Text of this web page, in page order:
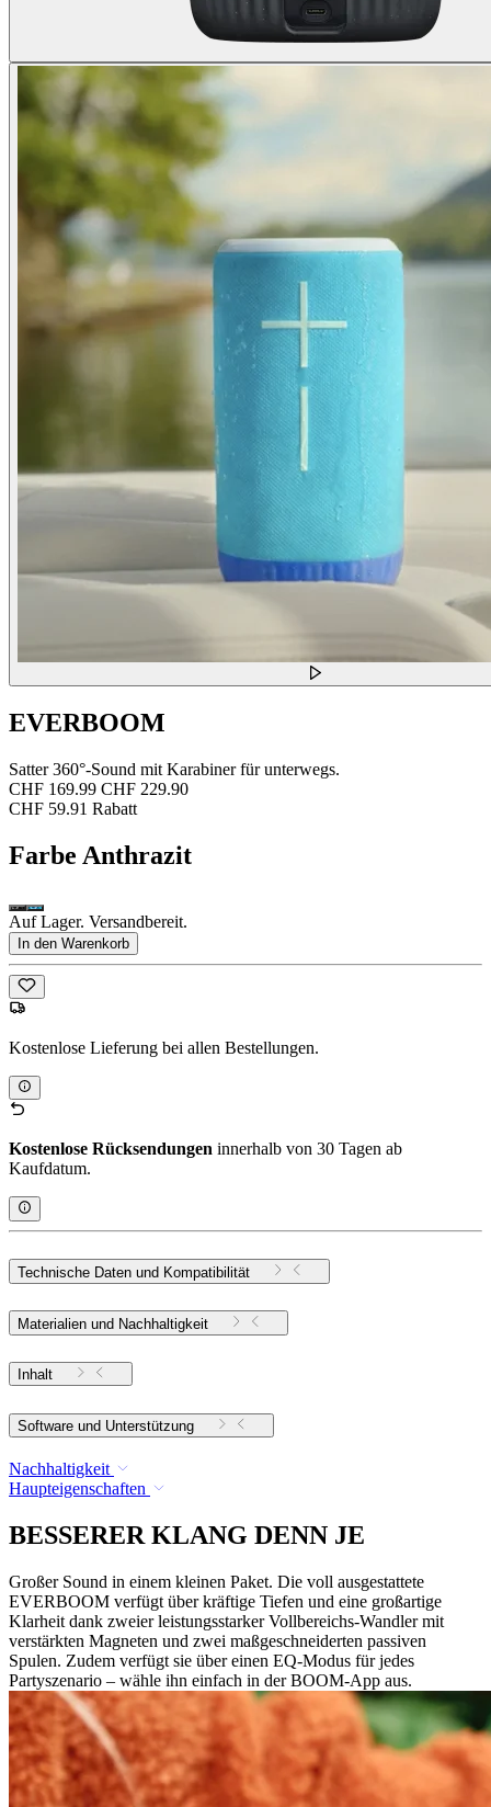
EVERBOOM
Satter 360°-Sound mit Karabiner für unterwegs.
CHF 169.99 CHF 229.90
CHF 59.91 Rabatt
Farbe Anthrazit
Auf Lager. Versandbereit.
In den Warenkorb
Kostenlose Lieferung bei allen Bestellungen.
Kostenlose Rücksendungen innerhalb von 30 Tagen ab
Kaufdatum.
Technische Daten und Kompatibilität
Materialien und Nachhaltigkeit
Inhalt
Software und Unterstützung
Nachhaltigkeit
Haupteigenschaften
BESSERER KLANG DENN JE
Großer Sound in einem kleinen Paket. Die voll ausgestattete
EVERBOOM verfügt über kräftige Tiefen und eine großartige
Klarheit dank zweier leistungsstarker Vollbereichs-Wandler mit
verstärkten Magneten und zwei maßgeschneiderten passiven
Spulen. Zudem verfügt sie über einen EQ-Modus für jedes
Partyszenario – wähle ihn einfach in der BOOM-App aus.